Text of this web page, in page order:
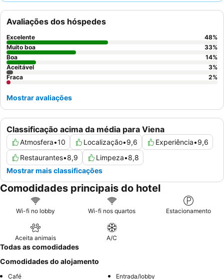
exploração. Os hóspedes elogiam consistentemente o
simpático e prestável da receção
positiva geral. Para uma estadia mais tranquila, os hóspedes
devem solicitar um quarto virado para o jardim.
Classificação acima da média para Viena
Atmosfera•10 Localização•9,6 Experiência•9,6
Restaurantes•8,9 Limpeza•8,8
Mostrar mais classificações
Avaliações dos hóspedes
Excelente 48%
Muito boa
33%
Boa
14%
Aceitável
3%
Fraca
2%
Mostrar avaliações
Comodidades principais do hotel
Wi-fi no lobby Wi-fi nos quartos Estacionamento
Aceita animais A/C
Todas as comodidades
Comodidades do alojamento
Café Entrada/lobby